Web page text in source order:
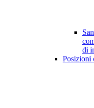
di
Posizioni